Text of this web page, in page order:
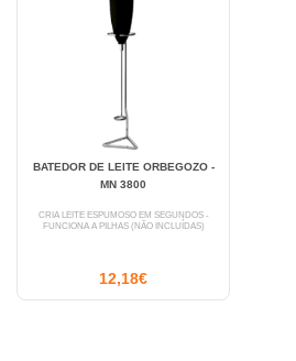
BATEDOR DE LEITE ORBEGOZO -
MN 3800
CRIA LEITE ESPUMOSO EM SEGUNDOS -
FUNCIONA A PILHAS (NÃO INCLUÍDAS)
12,18€